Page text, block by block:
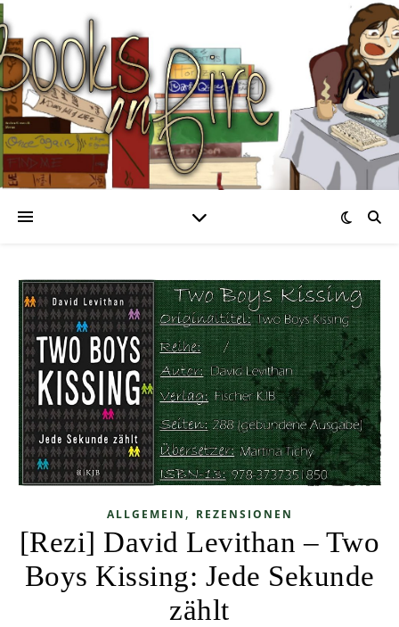
ALLGEMEIN , REZENSIONEN
[Rezi] David Levithan – Two
Boys Kissing: Jede Sekunde
zählt